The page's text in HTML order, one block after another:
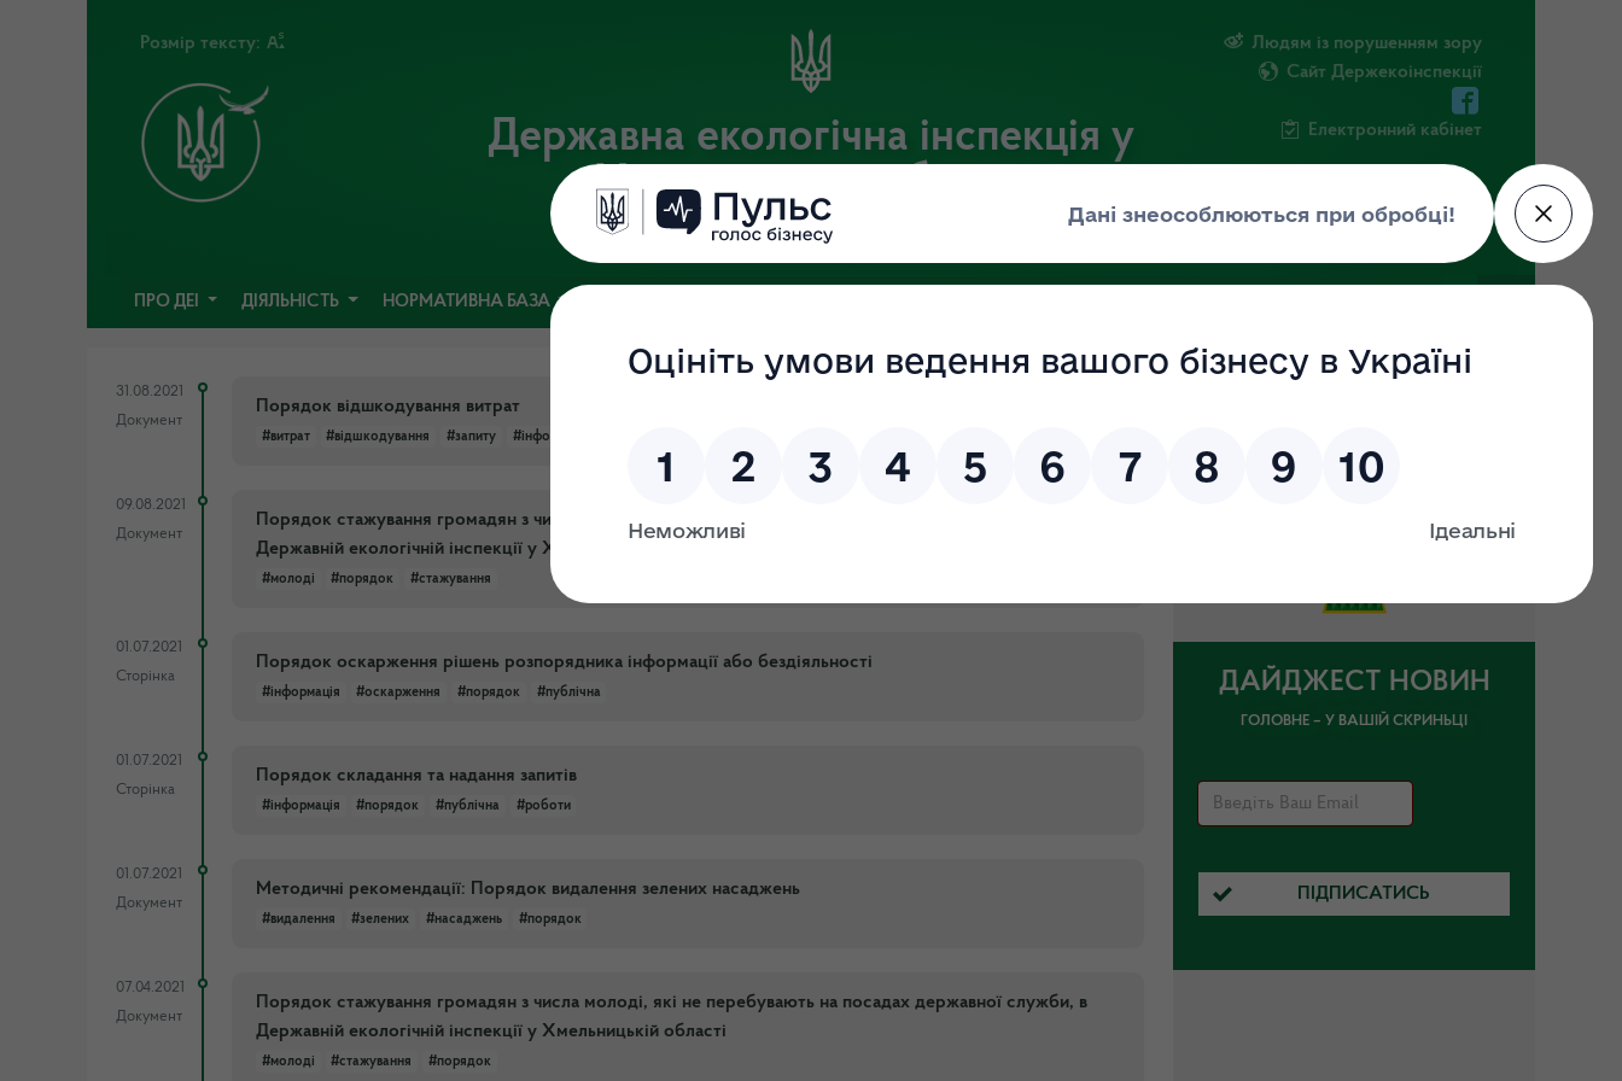
Розмір тексту:
Державна екологічна інспекція у
Хмельницькій області
Офіційний веб-портал
Людям із порушенням зору
Сайт Держекоінспекції
Електронний кабінет
ПРО ДЕІ ДІЯЛЬНІСТЬ НОРМАТИВНА БАЗА
31.08.2021
Документ
Порядок відшкодування витрат
#витрат #відшкодування #запиту #інформація
09.08.2021
Документ
Порядок стажування громадян з числа молоді, які не перебувають на посадах державної служби, в
Державній екологічній інспекції у Хмельницькій області
#молоді #порядок #стажування
01.07.2021
Сторінка
Порядок оскарження рішень розпорядника інформації або бездіяльності
#інформація #оскарження #порядок #публічна
01.07.2021
Сторінка
Порядок складання та надання запитів
#інформація #порядок #публічна #роботи
01.07.2021
Документ
Методичні рекомендації: Порядок видалення зелених насаджень
#видалення #зелених #насаджень #порядок
07.04.2021
Документ
Порядок стажування громадян з числа молоді, які не перебувають на посадах державної служби, в
Державній екологічній інспекції у Хмельницькій області
#молоді #стажування #порядок
ДАЙДЖЕСТ НОВИН
ГОЛОВНЕ – У ВАШІЙ СКРИНЬЦІ
ПІДПИСАТИСЬ